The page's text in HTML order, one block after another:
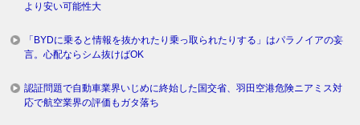
より安い可能性大
「BYDに乗ると情報を抜かれたり乗っ取られたりする」はパラノイアの妄
言。心配ならシム抜けばOK
認証問題で自動車業界いじめに終始した国交省、羽田空港危険ニアミス対
応で航空業界の評価もガタ落ち